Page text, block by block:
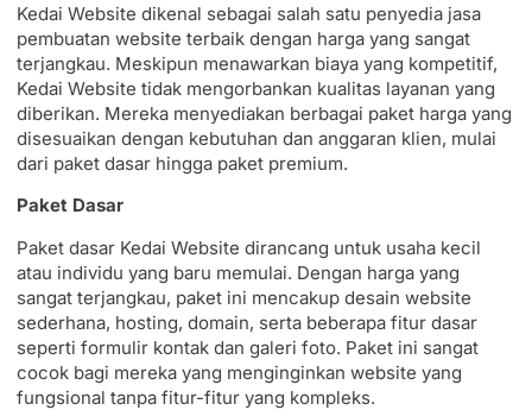
Kedai Website dikenal sebagai salah satu penyedia jasa
pembuatan website terbaik dengan harga yang sangat
terjangkau. Meskipun menawarkan biaya yang kompetitif,
Kedai Website tidak mengorbankan kualitas layanan yang
diberikan. Mereka menyediakan berbagai paket harga yang
disesuaikan dengan kebutuhan dan anggaran klien, mulai
dari paket dasar hingga paket premium.
Paket Dasar
Paket dasar Kedai Website dirancang untuk usaha kecil
atau individu yang baru memulai. Dengan harga yang
sangat terjangkau, paket ini mencakup desain website
sederhana, hosting, domain, serta beberapa fitur dasar
seperti formulir kontak dan galeri foto. Paket ini sangat
cocok bagi mereka yang menginginkan website yang
fungsional tanpa fitur-fitur yang kompleks.